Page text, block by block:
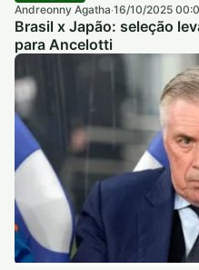
Andreonny Agatha·16/10/2025
Brasil x Japão: seleção
para Ancelotti